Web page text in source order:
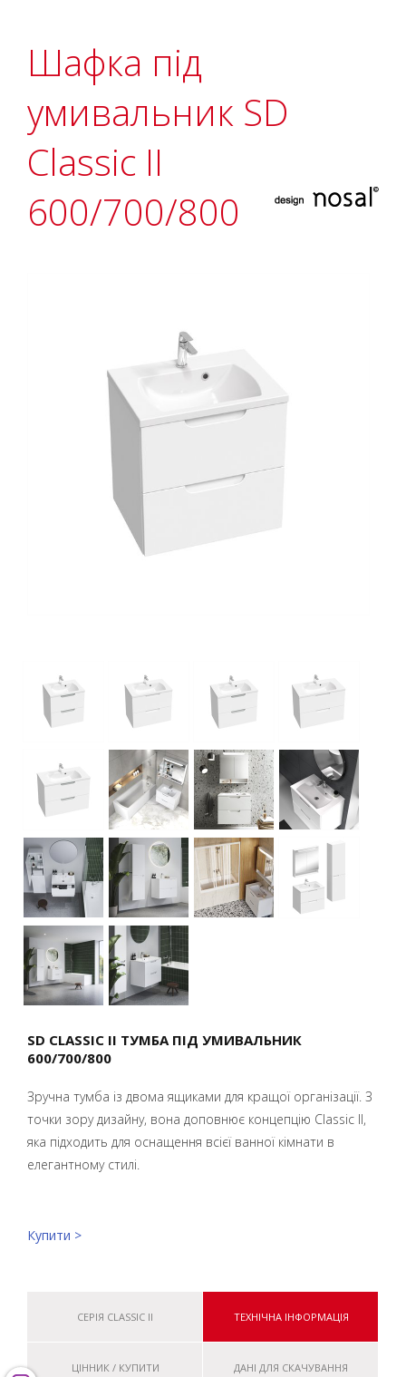
Шафка під
умивальник SD
Classic II
600/700/800
SD CLASSIC II ТУМБА ПІД УМИВАЛЬНИК
600/700/800
Зручна тумба із двома ящиками для кращої організації. З
точки зору дизайну, вона доповнює концепцію Classic II,
яка підходить для оснащення всієї ванної кімнати в
елегантному стилі.
Купити >
СЕРІЯ CLASSIC II ТЕХНІЧНА ІНФОРМАЦІЯ
ЦІННИК / КУПИТИ ДАНІ ДЛЯ СКАЧУВАННЯ